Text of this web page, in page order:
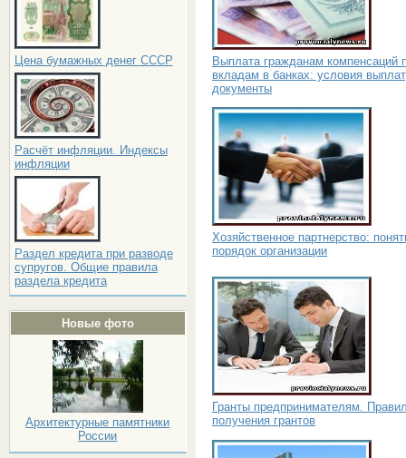
Цена бумажных денег СССР
Расчёт инфляции. Индексы
инфляции
Раздел кредита при разводе
супругов. Общие правила
раздела кредита
Новые фото
Архитектурные памятники
России
Выплата гражданам компенсаций
вкладам в банках: условия
документы
Хозяйственное партнерство:
порядок организации
Гранты предпринимателям.
получения грантов